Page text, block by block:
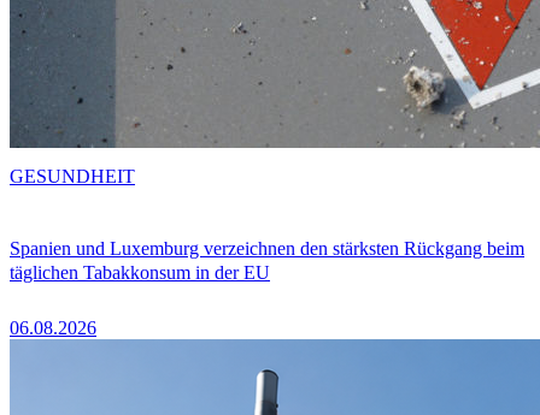
Spanien und Luxemburg verzeichnen den stärksten Rückgang beim
täglichen Tabakkonsum in der EU
06.08.2026
GESUNDHEIT